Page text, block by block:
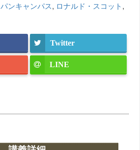
ンキャンパス, ロナルド・スコット,
Twitter
LINE